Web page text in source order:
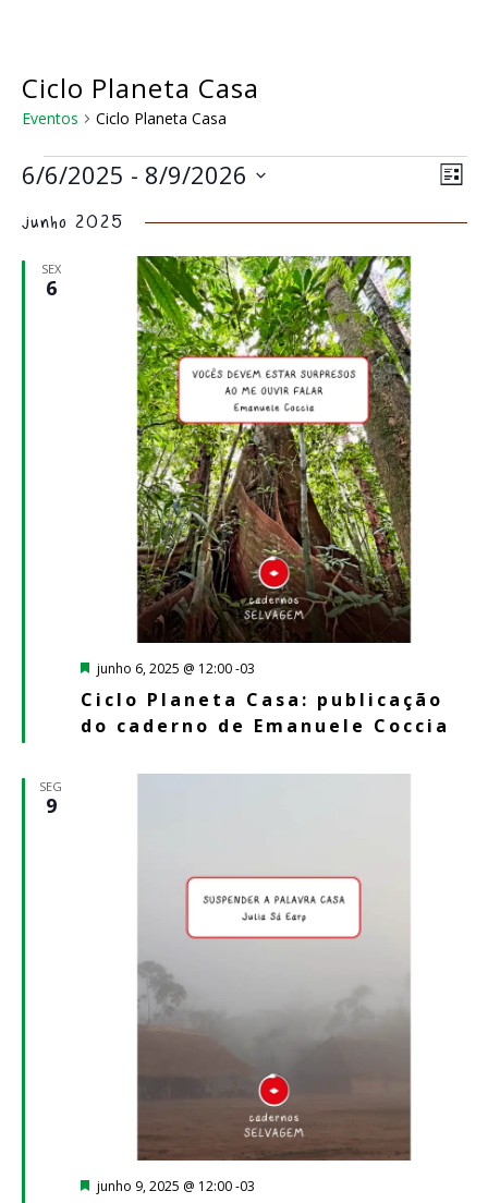
content
Ciclo Planeta Casa
Eventos Ciclo Planeta Casa
Eventos
de
do
Lista
6/6/2025 - 8/9/2026
a
junho 2025
SEX
6
Ciclo Planeta Casa: publicação
do caderno de Emanuele Coccia
Destacado
junho 6, 2025 @ 12:00 -03
SEG
9
Destacado
junho 9, 2025 @ 12:00 -03